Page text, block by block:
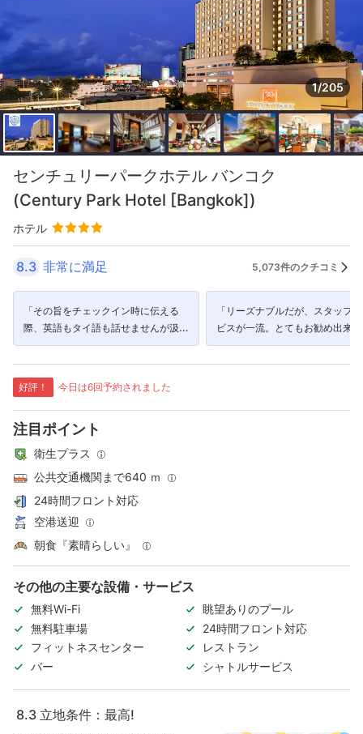
1/205
センチュリーパークホテル バンコク
(Century Park Hotel [Bangkok])
ホテル
8.3 非常に満足 5,073件のクチコミ
「その旨をチェックイン時に伝える
際、英語もタイ語も話せませんが汲み
取っていただき、スタッフの方には感
謝しております。」
「リーズナブルだが、スタッフ
ビスが一流。とてもお勧め出来
好評！ 今日は6回予約されました
注目ポイント
衛生プラス
公共交通機関まで640 ｍ
24時間フロント対応
空港送迎
朝食『素晴らしい』
その他の主要な設備・サービス
無料Wi-Fi
眺望ありのプール
無料駐車場
24時間フロント対応
フィットネスセンター
レストラン
バー
シャトルサービス
8.3 立地条件：最高!